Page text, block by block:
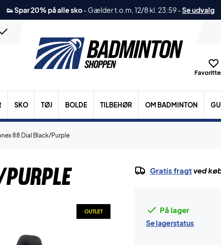
👟 Spar 20% på alle sko- Gælder t.o.m, 12/8 kl. 23:59-Se udvalg
SKO TØJ BOLDE TILBEHØR OM BADMINTON
88 Dial Black/Purple
OUTLET
Gratis fragtved
På lager
Se lagerstatus